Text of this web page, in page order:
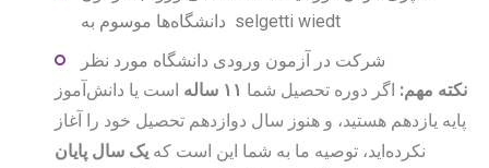
دانشگاه‌ها موسوم به selgetti wiedt
شرکت در آزمون ورودی دانشگاه مورد نظر
نکته مهم: اگر دوره تحصیل شما ۱۱ ساله است یا دانش‌آموز
پایه یازدهم هستید، و هنوز سال دوازدهم تحصیل خود را آغاز
نکرده‌اید، توصیه ما به شما این است کهیک سال پایان